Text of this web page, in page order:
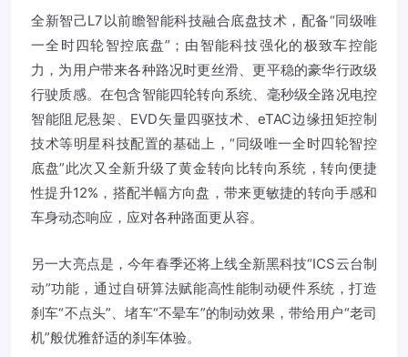
全新智己L7以前瞻智能科技融合底盘技术，配备“同级唯
一全时四轮智控底盘”；由智能科技强化的极致车控能
力，为用户带来各种路况时更丝滑、更平稳的豪华行政级
行驶质感。在包含智能四轮转向系统、毫秒级全路况电控
智能阻尼悬架、EVD矢量四驱技术、eTAC边缘扭矩控制
技术等明星科技配置的基础上，“同级唯一全时四轮智控
底盘”此次又全新升级了黄金转向比转向系统，转向便捷
性提升12%，搭配半幅方向盘，带来更敏捷的转向手感和
车身动态响应，应对各种路面更从容。
另一大亮点是，今年春季还将上线全新黑科技“ICS云台制
动”功能，通过自研算法赋能高性能制动硬件系统，打造
刹车“不点头”、堵车“不晕车”的制动效果，带给用户“老司
机”般优雅舒适的刹车体验。